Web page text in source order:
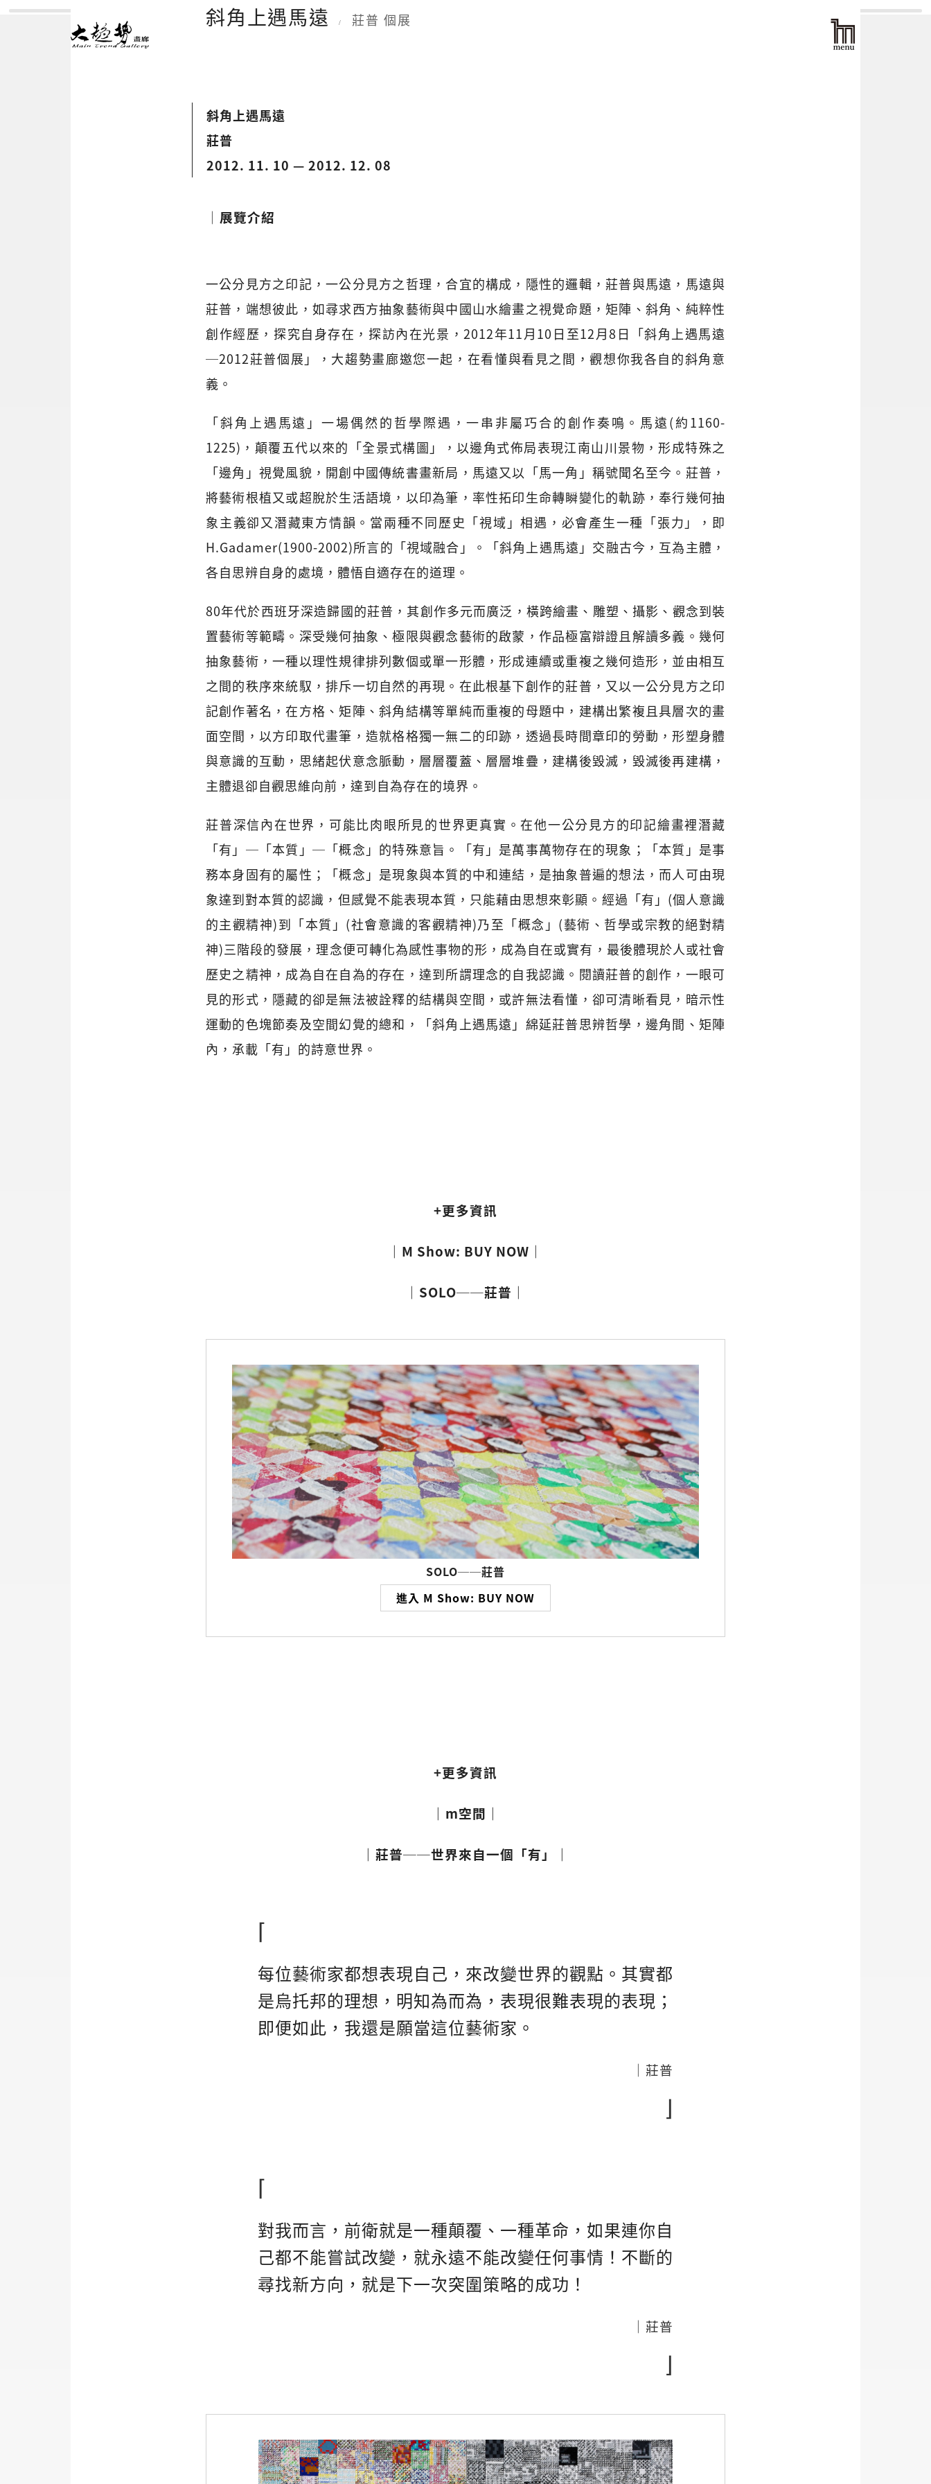
斜角上遇馬遠 / 莊普 個展
斜角上遇馬遠
莊普
2012. 11. 10 — 2012. 12. 08
│展覽介紹
一公分見方之印記，一公分見方之哲理，合宜的構成，隱性的邏輯，莊普與馬遠，馬遠與
莊普，端想彼此，如尋求西方抽象藝術與中國山水繪畫之視覺命題，矩陣、斜角、純粹性
創作經歷，探究自身存在，探訪內在光景，2012年11月10日至12月8日「斜角上遇馬遠
─2012莊普個展」，大趨勢畫廊邀您一起，在看懂與看見之間，觀想你我各自的斜角意
義。
「斜角上遇馬遠」一場偶然的哲學際遇，一串非屬巧合的創作奏鳴。馬遠(約1160-
1225)，顛覆五代以來的「全景式構圖」，以邊角式佈局表現江南山川景物，形成特殊之
「邊角」視覺風貌，開創中國傳統書畫新局，馬遠又以「馬一角」稱號聞名至今。莊普，
將藝術根植又或超脫於生活語境，以印為筆，率性拓印生命轉瞬變化的軌跡，奉行幾何抽
象主義卻又潛藏東方情韻。當兩種不同歷史「視域」相遇，必會產生一種「張力」，即
H.Gadamer(1900-2002)所言的「視域融合」。「斜角上遇馬遠」交融古今，互為主體，
各自思辨自身的處境，體悟自適存在的道理。
80年代於西班牙深造歸國的莊普，其創作多元而廣泛，橫跨繪畫、雕塑、攝影、觀念到裝
置藝術等範疇。深受幾何抽象、極限與觀念藝術的啟蒙，作品極富辯證且解讀多義。幾何
抽象藝術，一種以理性規律排列數個或單一形體，形成連續或重複之幾何造形，並由相互
之間的秩序來統馭，排斥一切自然的再現。在此根基下創作的莊普，又以一公分見方之印
記創作著名，在方格、矩陣、斜角結構等單純而重複的母題中，建構出繁複且具層次的畫
面空間，以方印取代畫筆，造就格格獨一無二的印跡，透過長時間章印的勞動，形塑身體
與意識的互動，思緒起伏意念脈動，層層覆蓋、層層堆疊，建構後毀滅，毀滅後再建構，
主體退卻自觀思維向前，達到自為存在的境界。
莊普深信內在世界，可能比肉眼所見的世界更真實。在他一公分見方的印記繪畫裡潛藏
「有」─「本質」─「概念」的特殊意旨。「有」是萬事萬物存在的現象；「本質」是事
務本身固有的屬性；「概念」是現象與本質的中和連結，是抽象普遍的想法，而人可由現
象達到對本質的認識，但感覺不能表現本質，只能藉由思想來彰顯。經過「有」(個人意識
的主觀精神)到「本質」(社會意識的客觀精神)乃至「概念」(藝術、哲學或宗教的絕對精
神)三階段的發展，理念便可轉化為感性事物的形，成為自在或實有，最後體現於人或社會
歷史之精神，成為自在自為的存在，達到所謂理念的自我認識。閱讀莊普的創作，一眼可
見的形式，隱藏的卻是無法被詮釋的結構與空間，或許無法看懂，卻可清晰看見，暗示性
運動的色塊節奏及空間幻覺的總和，「斜角上遇馬遠」綿延莊普思辨哲學，邊角間、矩陣
內，承載「有」的詩意世界。
+更多資訊
｜M Show: BUY NOW｜
｜ SOLO──莊普｜
SOLO──莊普
進入 M Show: BUY NOW
+更多資訊
｜m空間｜
｜莊普──世界來自一個「有」｜
⌈
每位藝術家都想表現自己，來改變世界的觀點。其實都
是烏托邦的理想，明知為而為，表現很難表現的表現；
即便如此，我還是願當這位藝術家。
｜莊普
⌋
⌈
對我而言，前衛就是一種顛覆、一種革命，如果連你自
己都不能嘗試改變，就永遠不能改變任何事情！不斷的
尋找新方向，就是下一次突圍策略的成功！
｜莊普
⌋